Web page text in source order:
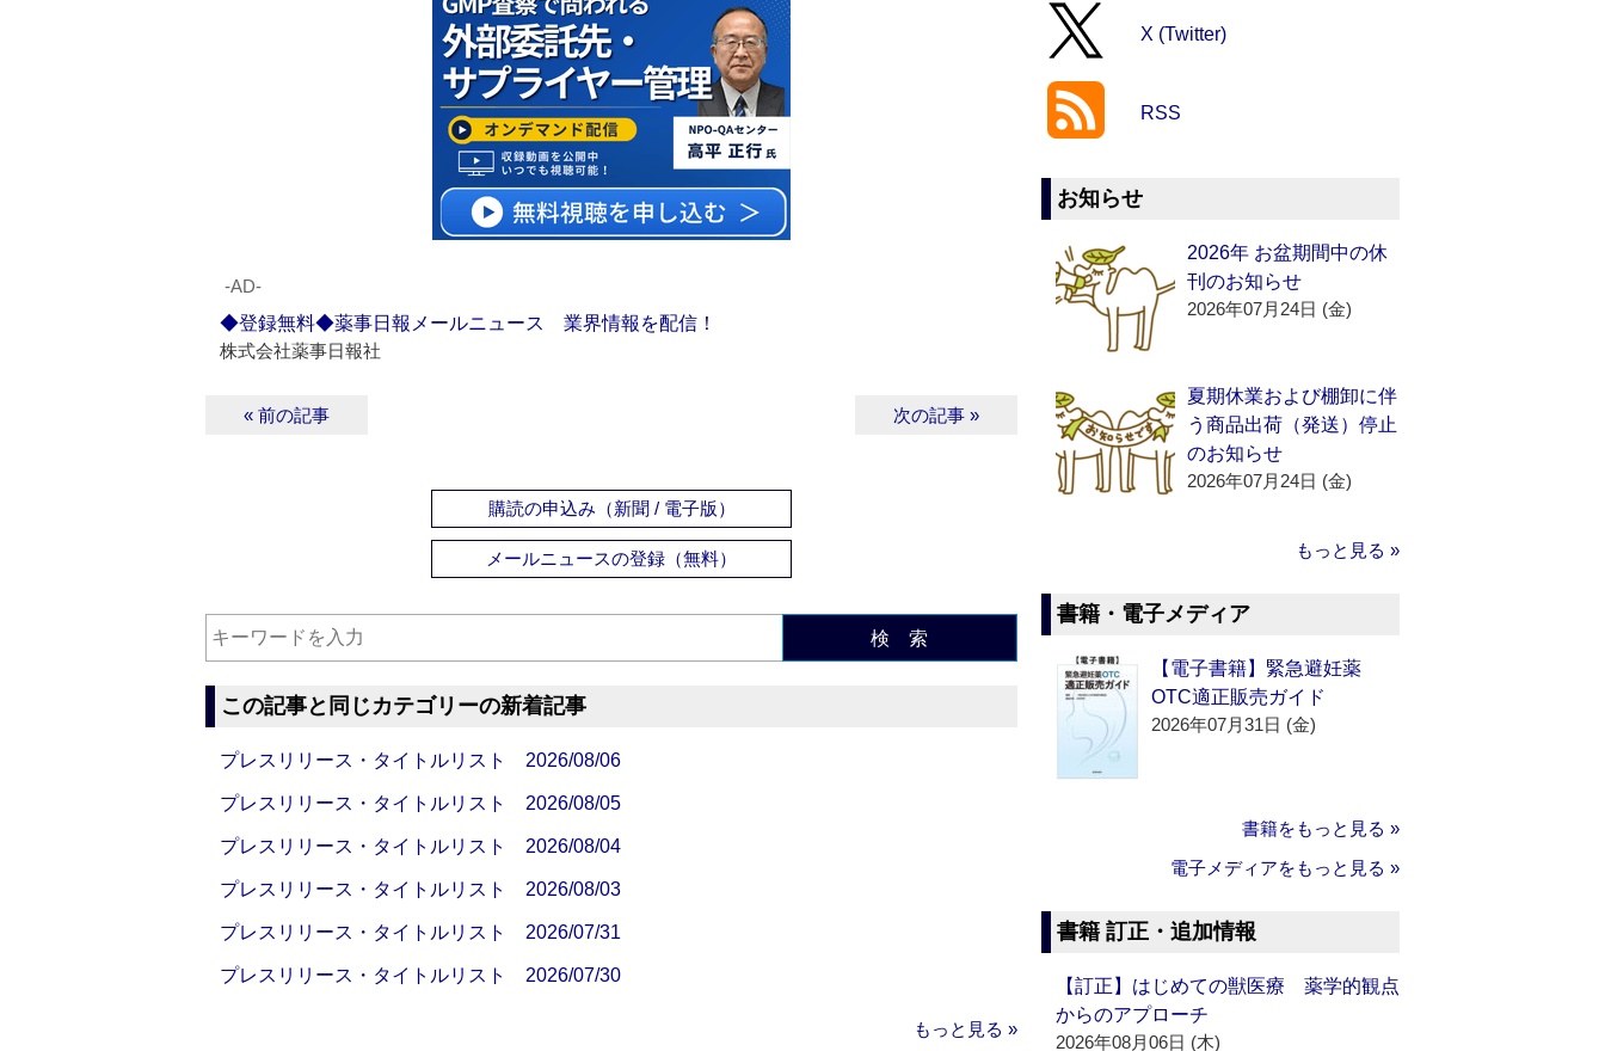
‐AD‐
◆登録無料◆薬事日報メールニュース 業界情報を配信！
株式会社薬事日報社
« 前の記事 次の記事 »
購読の申込み（新聞 / 電子版）
メールニュースの登録（無料）
検 索
この記事と同じカテゴリーの新着記事
プレスリリース・タイトルリスト 2026/08/06
プレスリリース・タイトルリスト 2026/08/05
プレスリリース・タイトルリスト 2026/08/04
プレスリリース・タイトルリスト 2026/08/03
プレスリリース・タイトルリスト 2026/07/31
プレスリリース・タイトルリスト 2026/07/30
もっと見る »
X (Twitter)
RSS
お知らせ
2026年 お盆期間中の休
刊のお知らせ
2026年07月24日 (金)
夏期休業および棚卸に伴
う商品出荷（発送）停止
のお知らせ
2026年07月24日 (金)
もっと見る »
書籍・電子メディア
【電子書籍】緊急避妊薬
OTC適正販売ガイド
2026年07月31日 (金)
書籍をもっと見る »
電子メディアをもっと見る »
書籍 訂正・追加情報
【訂正】はじめての獣医療 薬学的観点
からのアプローチ
2026年08月06日 (木)